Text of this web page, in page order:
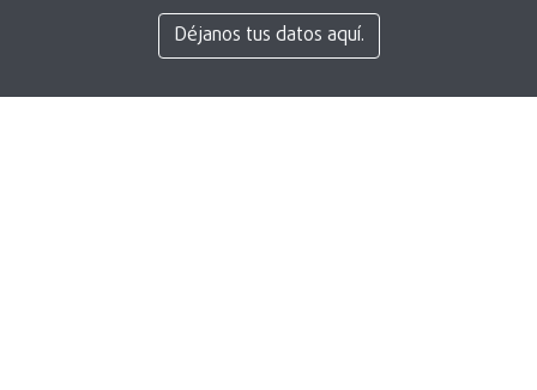
Déjanos tus datos aquí.